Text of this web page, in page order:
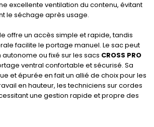
excellente ventilation du contenu, évitant
le séchage après usage.
offre un accès simple et rapide, tandis
facilite le portage manuel. Le sac peut
ou fixé sur les sacs CROSS PRO
ventral confortable et sécurisé. Sa
et épurée en fait un allié de choix pour les
en hauteur, les techniciens sur cordes
une gestion rapide et propre des